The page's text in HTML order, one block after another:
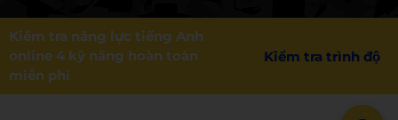
Kiểm tra năng lực tiếng Anh
online 4 kỹ năng hoàn toàn
miễn phí
Kiểm tra trình độ